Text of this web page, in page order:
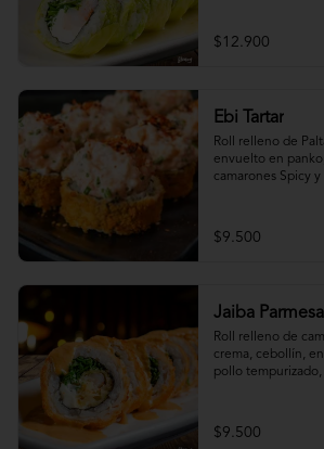
$12.900
Ebi Tartar
Roll relleno de
envuelto en
camarones Spicy y
$9.500
Jaiba
Roll relleno de
crema, cebollín,
pollo
$9.500